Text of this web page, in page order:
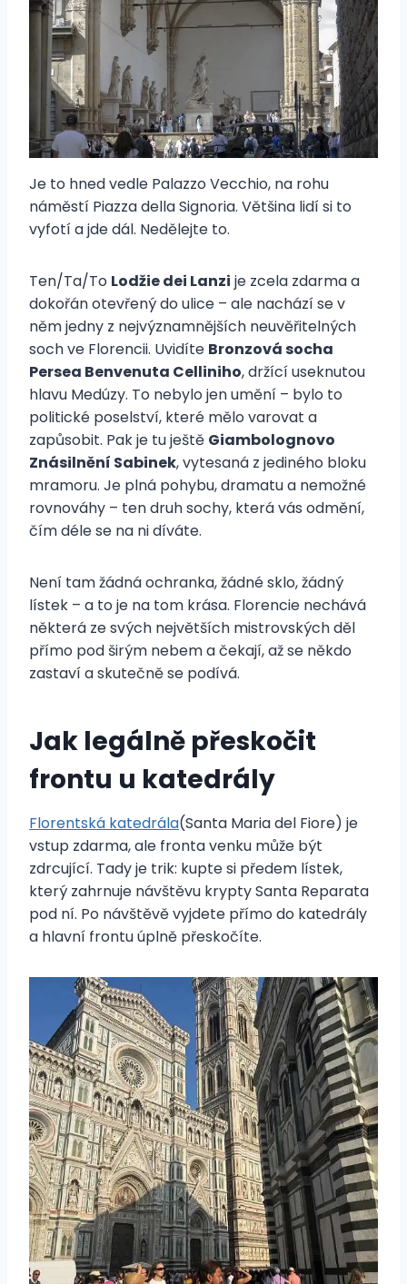
Je to hned vedle Palazzo Vecchio, na rohu
náměstí Piazza della Signoria. Většina lidí si to
vyfotí a jde dál. Nedělejte to.
Ten/Ta/To Lodžie dei Lanzi je zcela zdarma a
dokořán otevřený do ulice – ale nachází se v
něm jedny z nejvýznamnějších neuvěřitelných
soch ve Florencii. Uvidíte Bronzová socha
Persea Benvenuta Celliniho, držící useknutou
hlavu Medúzy. To nebylo jen umění – bylo to
politické poselství, které mělo varovat a
zapůsobit. Pak je tu ještě Giambolognovo
Znásilnění Sabinek, vytesaná z jediného bloku
mramoru. Je plná pohybu, dramatu a nemožné
rovnováhy – ten druh sochy, která vás odmění,
čím déle se na ni díváte.
Není tam žádná ochranka, žádné sklo, žádný
lístek – a to je na tom krása. Florencie nechává
některá ze svých největších mistrovských děl
přímo pod širým nebem a čekají, až se někdo
zastaví a skutečně se podívá.
Jak legálně přeskočit
frontu u katedrály
Florentská katedrála(Santa Maria del Fiore) je
vstup zdarma, ale fronta venku může být
zdrcující. Tady je trik: kupte si předem lístek,
který zahrnuje návštěvu krypty Santa Reparata
pod ní. Po návštěvě vyjdete přímo do katedrály
a hlavní frontu úplně přeskočíte.